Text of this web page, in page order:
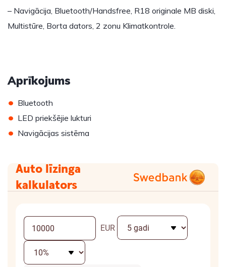
– Navigācija, Bluetooth/Handsfree, R18 originale MB diski,
Multistūre, Borta dators, 2 zonu Klimatkontrole.
Aprīkojums
• Bluetooth
• LED priekšējie lukturi
• Navigācijas sistēma